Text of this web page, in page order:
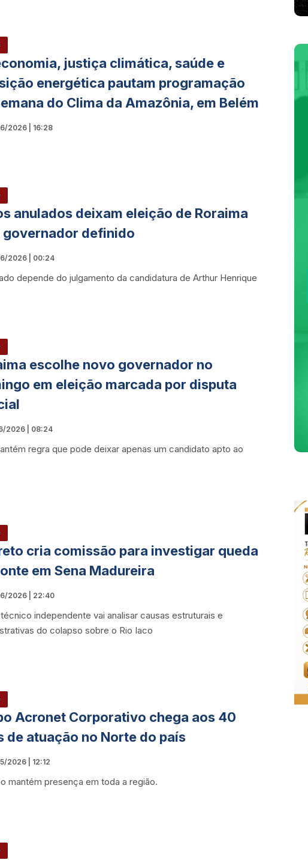
justiça climática, saúde e
energética pautam programação
do Clima da Amazônia, em Belém
2026 | 16:28
anulados deixam eleição de Roraima
governador definido
2026 | 00:24
depende do julgamento da candidatura de Arthur Henrique
escolhe novo governador no
em eleição marcada por disputa
2026 | 08:24
regra que pode deixar apenas um candidato apto ao
cria comissão para investigar queda
em Sena Madureira
2026 | 22:40
independente vai analisar causas estruturais e
do colapso sobre o Rio Iaco
Acronet Corporativo chega aos 40
de atuação no Norte do país
2026 | 12:12
mantém presença em toda a região.